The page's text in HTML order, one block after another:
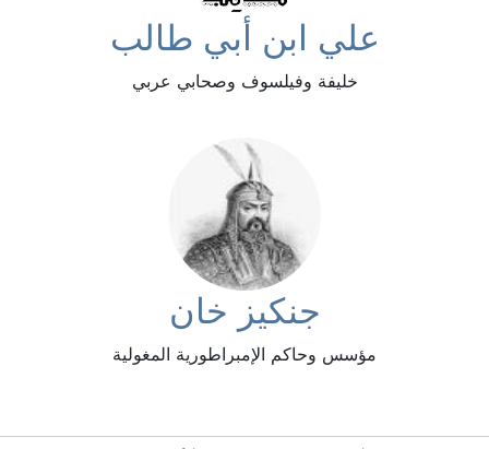
علي ابن أبي طالب
خليفة وفيلسوف وصحابي عربي
جنكيز خان
مؤسس وحاكم الإمبراطورية المغولية